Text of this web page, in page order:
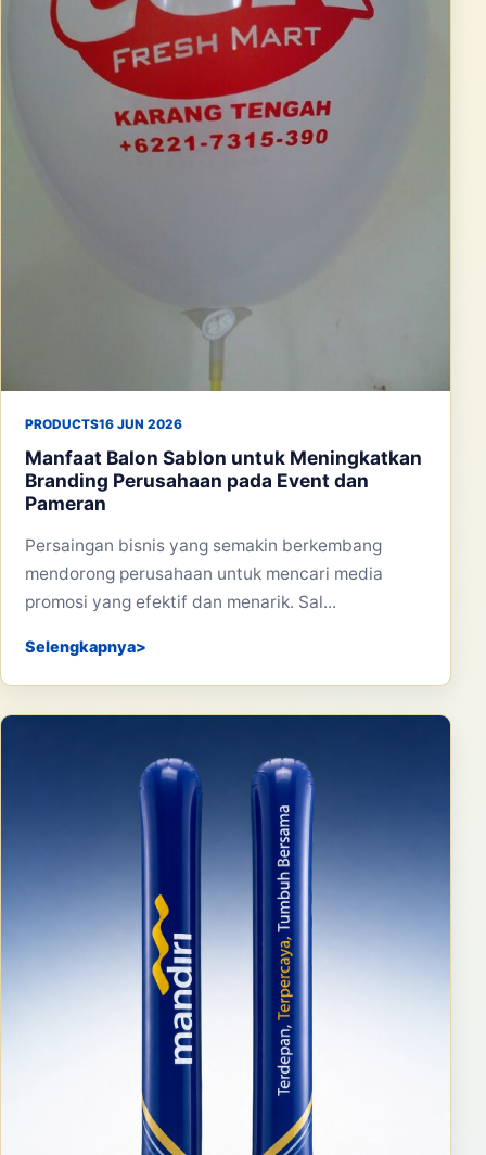
PRODUCTS16 JUN 2026
Manfaat Balon Sablon untuk Meningkatkan
Branding Perusahaan pada Event dan
Pameran
Persaingan bisnis yang semakin berkembang
mendorong perusahaan untuk mencari media
promosi yang efektif dan menarik. Sal...
Selengkapnya